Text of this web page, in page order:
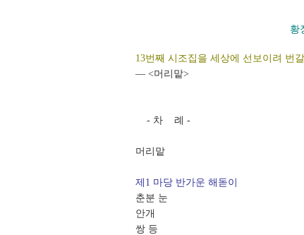
황
13번째 시조집을 세상에 선보이려 번
― <머리맡>
- 차 례 -
머리맡
제1 마당 반가운 해돋이
춘분 눈
안개
쌍 등